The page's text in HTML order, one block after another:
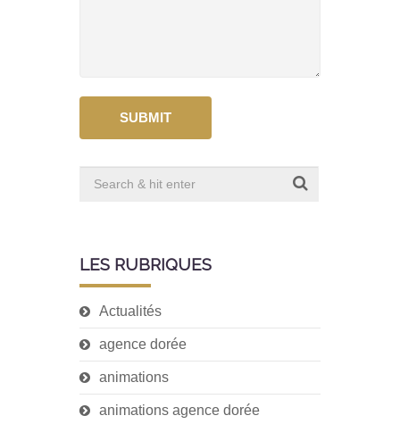
LES RUBRIQUES
Actualités
agence dorée
animations
animations agence dorée